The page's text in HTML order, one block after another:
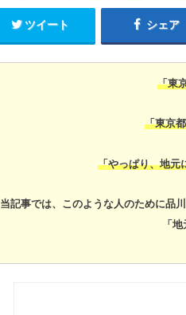
ツイート シェア
「東
「東京
「やっぱり、地元
当記事では、このような人のために品
「